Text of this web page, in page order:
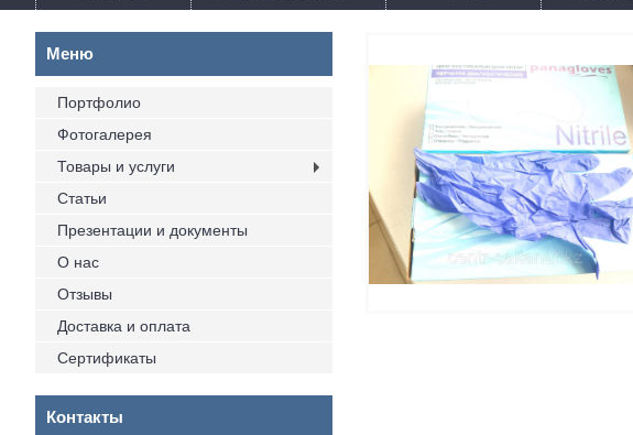
Портфолио
Фотогалерея
Товары и услуги
Статьи
Презентации и документы
О нас
Отзывы
Доставка и оплата
Сертификаты
Контакты